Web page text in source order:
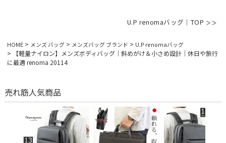
U.P renomaバッグ｜TOP
HOME メンズ バッグ メンズバッグ ブランド U.P renomaバッグ
【軽量ナイロン】メンズボディバッグ｜斜めがけ＆小さめ設計｜休日や旅行
に最適 renoma 20114
売れ筋人気商品